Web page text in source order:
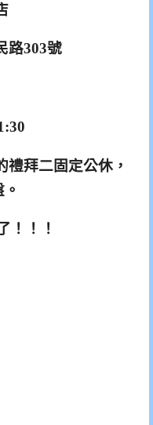
路303號
拜二固定公休，
！！！